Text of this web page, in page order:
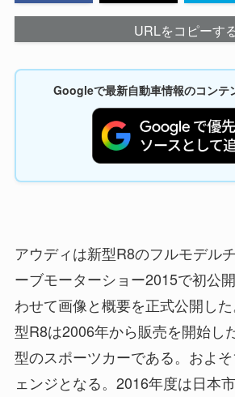
URLをコピーす
Googleで最新自動車情報のコンテ
アウディは新型R8のフルモデル
ーブモーターショー2015で初公
わせて画像と概要を正式公開し
型R8は2006年から販売を開始し
型のスポーツカーである。およ
ェンジとなる。2016年度は日本